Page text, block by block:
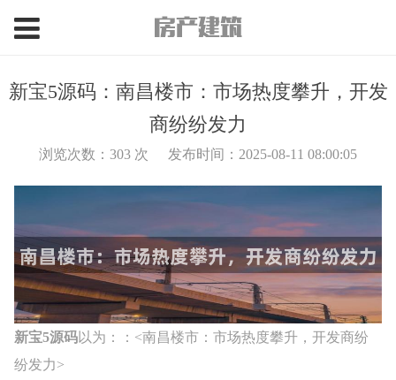
新宝5源码：南昌楼市：市场热度攀升，开发
商纷纷发力
浏览次数： 303 次 发布时间：2025-08-11 08:00:05
新宝5源码以为：：<南昌楼市：市场热度攀升，开发商纷
纷发力>